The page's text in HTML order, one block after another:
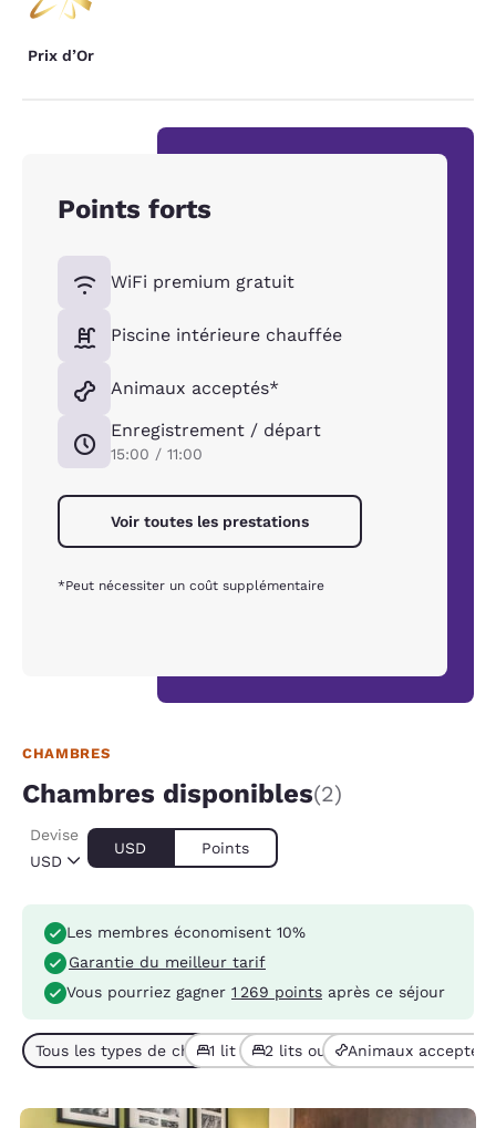
Prix d’Or
Points forts
WiFi premium gratuit
Piscine intérieure chauffée
Animaux acceptés*
Enregistrement / départ
15:00 / 11:00
Voir toutes les prestations
*Peut nécessiter un coût supplémentaire
CHAMBRES
Chambres disponibles(2)
USD
Devise
USD Points
Les membres économisent 10%
Garantie du meilleur tarif
Vous pourriez gagner 1 269 points après ce séjour
Tous les types de chambres (2)
1 lit (1) 2 lits ou + (1)Animaux acceptés